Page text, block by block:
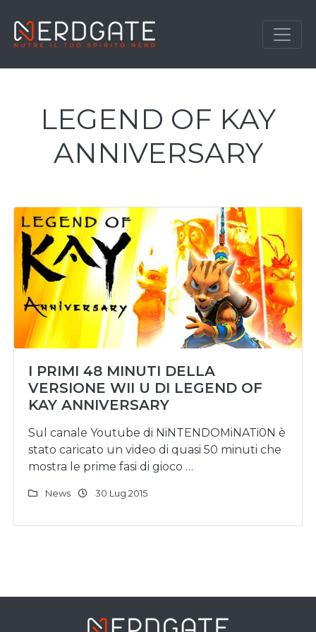
LEGEND OF KAY
ANNIVERSARY
I PRIMI 48 MINUTI DELLA
VERSIONE WII U DI LEGEND OF
KAY ANNIVERSARY
Sul canale Youtube di NiNTENDOMiNATi0N è
stato caricato un video di quasi 50 minuti che
mostra le prime fasi di gioco …
News 30 Lug 2015